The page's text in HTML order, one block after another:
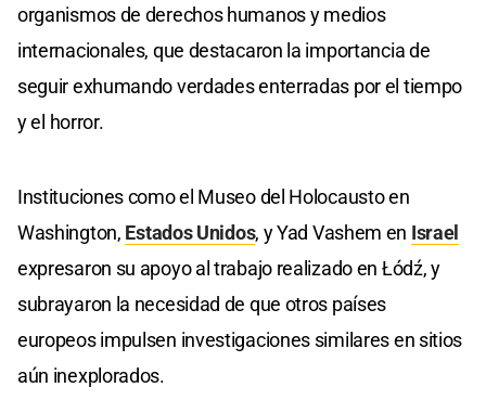
organismos de derechos humanos y medios
internacionales, que destacaron la importancia de
seguir exhumando verdades enterradas por el tiempo
y el horror.
Instituciones como el Museo del Holocausto en
Washington, Estados Unidos, y Yad Vashem en Israel
expresaron su apoyo al trabajo realizado en Łódź, y
subrayaron la necesidad de que otros países
europeos impulsen investigaciones similares en sitios
aún inexplorados.